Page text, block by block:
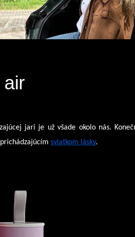
jari je už všade okolo nás.
sviatkom lásky.